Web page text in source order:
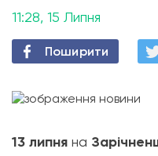
11:28, 15 Липня
Поширити
13 липня на